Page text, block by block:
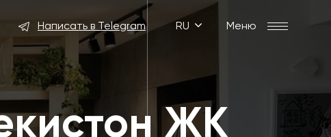
Написать в Telegram RU Меню
ЖК